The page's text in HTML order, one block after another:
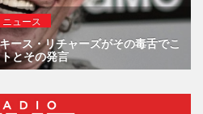
ニュース
ース・リチャーズがその毒舌でこ
とその発言